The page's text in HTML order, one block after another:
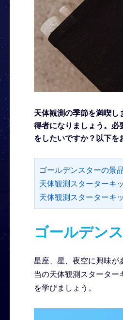
天体観測の季節を満喫し
得者になりましょう。必
をしたいですか？以下を
ゴールデンスターの景
天体観測スターターキ
天体観測スターターキ
ゴールデン
星座、星、夜空に興味が
当の天体観測スターター
を学びましょう。